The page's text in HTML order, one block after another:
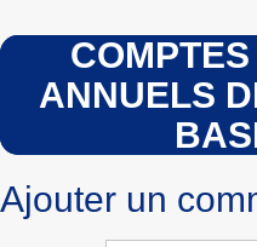
ANNUELS
Ajouter un